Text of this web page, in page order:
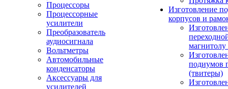
Процессоры
Процессорные
усилители
Преобразователь
аудиосигнала
Вольтметры
Автомобильные
конденсаторы
Аксессуары для
усилителей
Изготовление
корпусов и
подиумов
(твитеры)